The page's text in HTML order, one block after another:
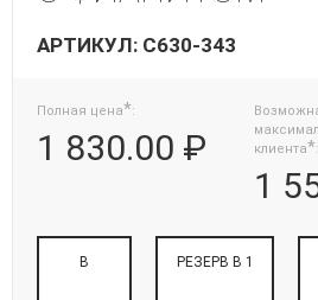
АРТИКУЛ: С630-343
Полная цена*:
1 830.00 ₽
клиента*:
1
В РЕЗЕРВ В 1